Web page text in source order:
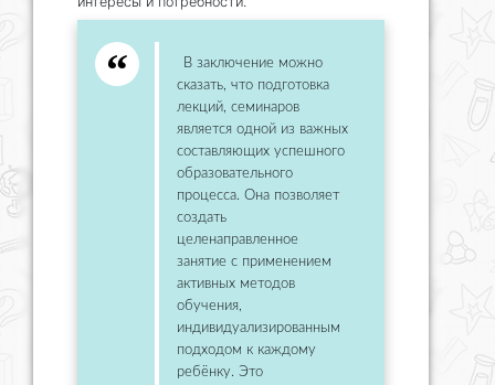
В заключение можно
сказать, что подготовка
лекций, семинаров
является одной из важных
составляющих успешного
образовательного
процесса. Она позволяет
создать
целенаправленное
занятие с применением
активных методов
обучения,
индивидуализированным
подходом к каждому
ребёнку. Это